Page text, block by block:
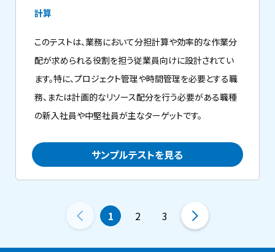
計算
このテストは、業務において分担計算や効率的な作業分
配が求められる役割を担う従業員向けに設計されてい
ます。特に、プロジェクト管理や時間管理を必要とする職
務、または計画的なリソース配分を行う必要がある職種
の新入社員や中堅社員が主なターゲットです。
サンプルテストを見る
1 2 3